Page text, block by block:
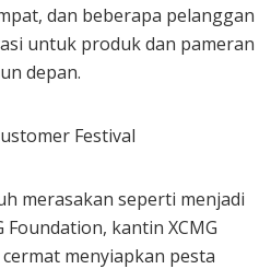
dan beberapa pelanggan
untuk produk dan pameran
depan.
merasakan seperti menjadi
Foundation, kantin XCMG
menyiapkan pesta